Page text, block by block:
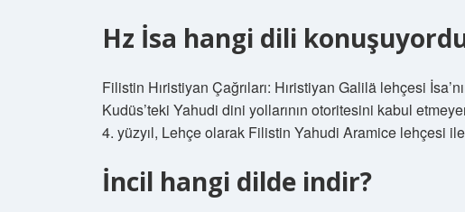
Hz İsa hangi dili
Filistin Hıristiyan Çağrıları: Hıristiyan Galilä lehçesi
Kudüs’teki Yahudi dini yollarının otoritesini kabul
4. yüzyıl, Lehçe olarak Filistin Yahudi Aramice lehçesi
İncil hangi dilde indir?